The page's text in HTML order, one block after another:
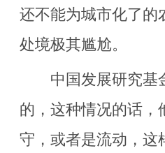
还不能为城市化了的
处境极其尴尬。
中国发展研究基金
的，这种情况的话，
守，或者是流动，这